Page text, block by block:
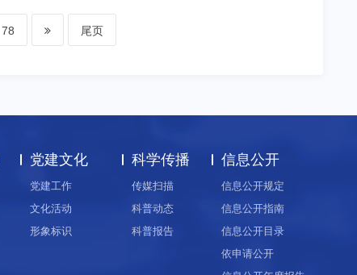
78 尾页
党建文化
党建工作
文化活动
形象标识
科学传播
传媒扫描
科普动态
科普报告
信息公开
信息公开规定
信息公开指南
信息公开目录
依申请公开